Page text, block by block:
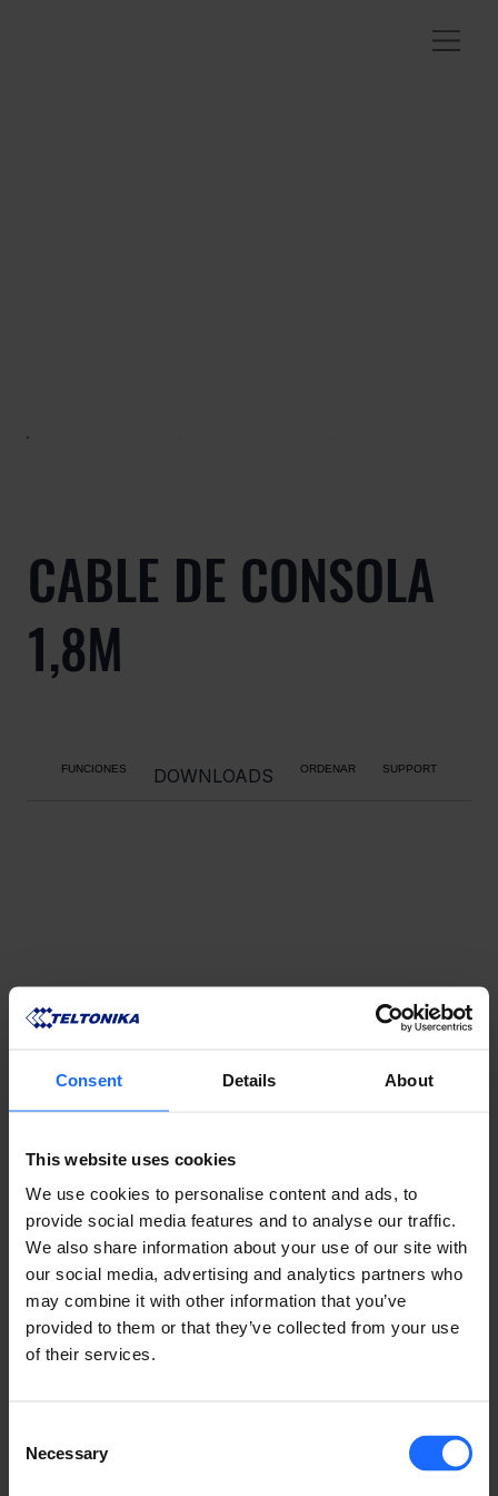
Consent Details About
This website uses cookies
We use cookies to personalise content and ads, to
provide social media features and to analyse our traffic.
We also share information about your use of our site with
our social media, advertising and analytics partners who
may combine it with other information that you’ve
provided to them or that they’ve collected from your use
of their services.
Selection
Necessary
CABLE DE CONSOLA
1,8M
FUNCIONES DOWNLOADS ORDENAR SUPPORT
PRODUCTOS
COMPATIBLES